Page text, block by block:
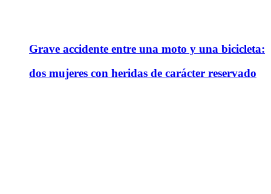
Grave accidente entre una moto y una bicicleta:
dos mujeres con heridas de carácter reservado